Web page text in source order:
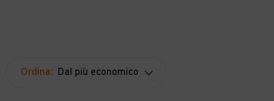
Ordina: Dal più economico